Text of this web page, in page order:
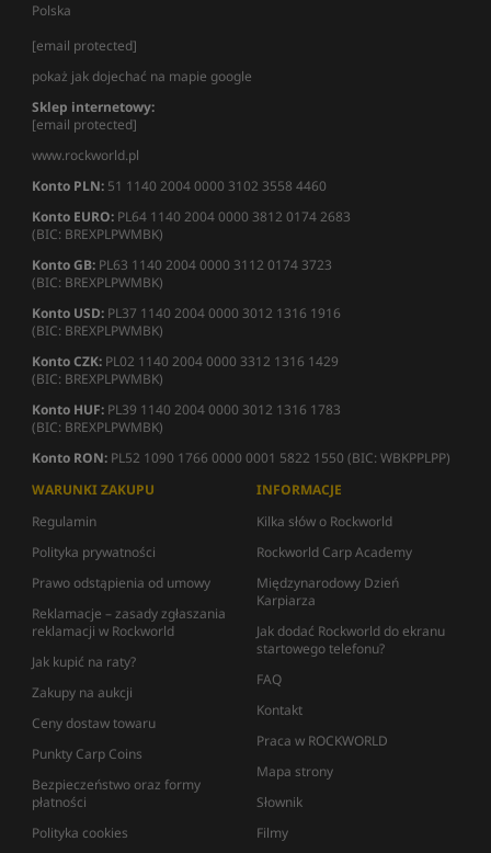
Polska
[email protected]
pokaż jak dojechać na mapie google
Sklep internetowy:
[email protected]
www.rockworld.pl
Konto PLN: 51 1140 2004 0000 3102 3558 4460
Konto EURO: PL64 1140 2004 0000 3812 0174 2683
(BIC: BREXPLPWMBK)
Konto GB: PL63 1140 2004 0000 3112 0174 3723
(BIC: BREXPLPWMBK)
Konto USD: PL37 1140 2004 0000 3012 1316 1916
(BIC: BREXPLPWMBK)
Konto CZK: PL02 1140 2004 0000 3312 1316 1429
(BIC: BREXPLPWMBK)
Konto HUF: PL39 1140 2004 0000 3012 1316 1783
(BIC: BREXPLPWMBK)
Konto RON: PL52 1090 1766 0000 0001 5822 1550 (BIC: WBKPPLPP)
WARUNKI ZAKUPU
Regulamin
Polityka prywatności
Prawo odstąpienia od umowy
Reklamacje – zasady zgłaszania
reklamacji w Rockworld
Jak kupić na raty?
Zakupy na aukcji
Ceny dostaw towaru
Punkty Carp Coins
Bezpieczeństwo oraz formy
płatności
Polityka cookies
INFORMACJE
Kilka słów o Rockworld
Rockworld Carp Academy
Międzynarodowy Dzień
Karpiarza
Jak dodać Rockworld do ekranu
startowego telefonu?
FAQ
Kontakt
Praca w ROCKWORLD
Mapa strony
Słownik
Filmy